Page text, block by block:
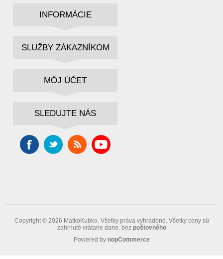
INFORMÁCIE
SLUŽBY ZÁKAZNÍKOM
MÔJ ÚČET
SLEDUJTE NÁS
Copyright © 2026 MatkoKubko. Všetky práva vyhradené. Všetky ceny sú
zahrnuté vrátane dane. bez poštovného
Powered by nopCommerce